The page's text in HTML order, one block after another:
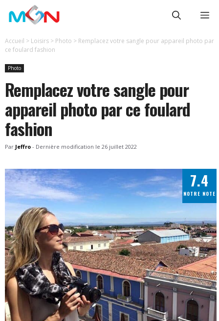
au
contenu
Accueil > Loisirs > Photo > Remplacez votre sangle pour appareil photo par
ce foulard fashion
Photo
Remplacez votre sangle pour
appareil photo par ce foulard
fashion
Par Jeffro - Dernière modification le 26 juillet 2022
7.4
NOTRE NOTE